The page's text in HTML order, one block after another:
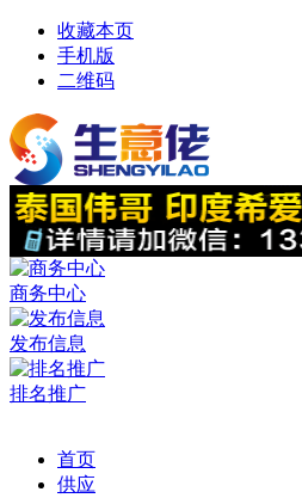
收藏本页
手机版
二维码
商务中心
发布信息
排名推广
首页
供应